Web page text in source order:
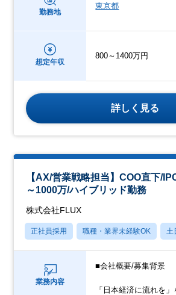
勤務地
東京都
想定年収
800～1400万円
詳しく見る
【AX/営業戦略担当】COO直下/
～1000万/ハイブリッド勤務
株式会社FLUX
正社員採用 職種・業界未経験OK 土
業務内容
■会社概要/募集背景
「日本経済に流れを